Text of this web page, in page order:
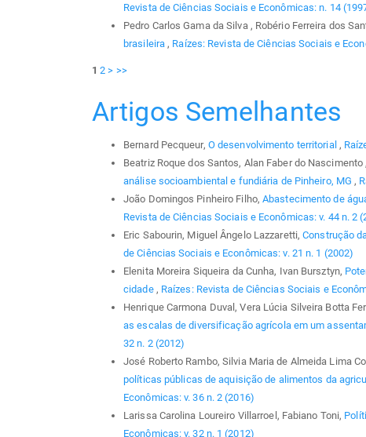
Revista de Ciências Sociais e Econômicas: n. 14
Pedro Carlos Gama da Silva , Robério Ferreira dos
brasileira , Raízes: Revista de Ciências Sociais e
1 2 > >>
Artigos Semelhantes
Bernard Pecqueur, O desenvolvimento territorial ,
Beatriz Roque dos Santos, Alan Faber do Nascimento ,
análise socioambiental e fundiária de Pinheiro, MG ,
João Domingos Pinheiro Filho,Abastecimento de
Revista de Ciências Sociais e Econômicas: v. 44 n. 2
Eric Sabourin, Miguel Ângelo Lazzaretti,Construção
de Ciências Sociais e Econômicas: v. 21 n. 1 (2002)
Elenita Moreira Siqueira da Cunha, Ivan Bursztyn,
cidade , Raízes: Revista de Ciências Sociais e
Henrique Carmona Duval, Vera Lúcia Silveira Botta
as escalas de diversificação agrícola em um
32 n. 2 (2012)
José Roberto Rambo, Silvia Maria de Almeida Lima
políticas públicas de aquisição de alimentos da
Econômicas: v. 36 n. 2 (2016)
Larissa Carolina Loureiro Villarroel, Fabiano Toni,
Econômicas: v. 32 n. 1 (2012)